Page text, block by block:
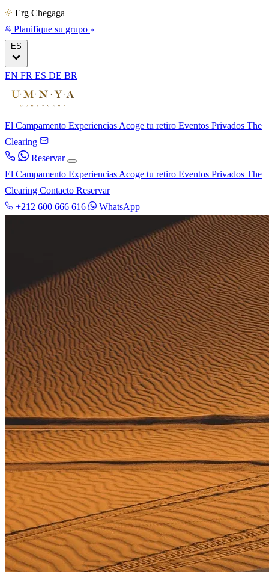
Erg Chegaga
Planifique su grupo
ES
EN FR ES DE BR
El Campamento Experiencias Acoge tu retiro Eventos Privados The
Clearing
Reservar
El Campamento Experiencias Acoge tu retiro Eventos Privados The
Clearing Contacto Reservar
+212 600 666 616
WhatsApp